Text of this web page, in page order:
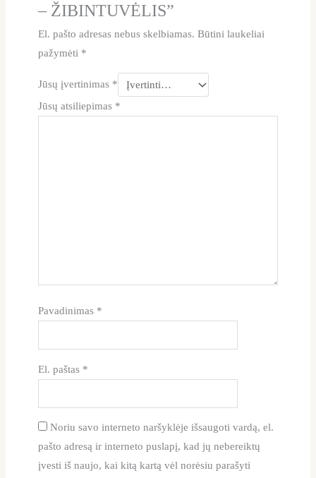
– ŽIBINTUVĖLIS”
El. pašto adresas nebus skelbiamas. Būtini laukeliai
pažymėti *
Jūsų įvertinimas *
Jūsų atsiliepimas *
Pavadinimas *
El. paštas *
Noriu savo interneto naršyklėje išsaugoti vardą, el.
pašto adresą ir interneto puslapį, kad jų nebereiktų
įvesti iš naujo, kai kitą kartą vėl norėsiu parašyti